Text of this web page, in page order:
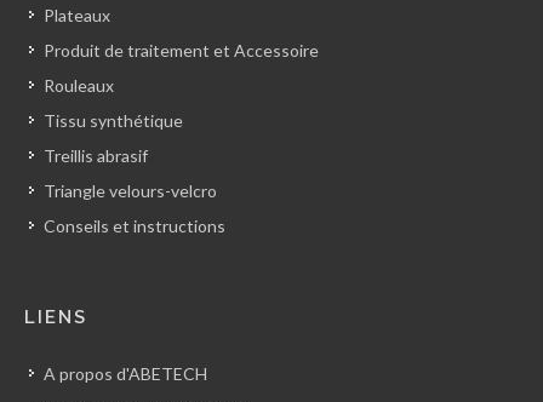
Plateaux
Produit de traitement et Accessoire
Rouleaux
Tissu synthétique
Treillis abrasif
Triangle velours-velcro
Conseils et instructions
LIENS
A propos d'ABETECH